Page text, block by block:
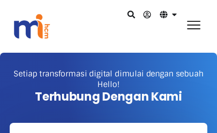
Setiap transformasi digital dimulai dengan sebuah
Hello!
Terhubung Dengan Kami